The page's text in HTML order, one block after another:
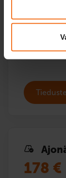
toteutettava
178 €